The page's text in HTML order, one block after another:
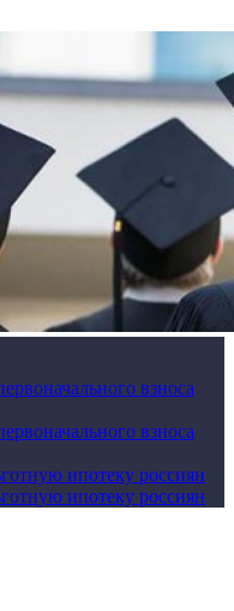
взноса
взноса
ипотеку россиян
ипотеку россиян